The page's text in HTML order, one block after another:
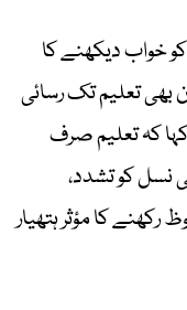
خواب دیکھنے کا
بھی تعلیم تک رسائی
کہ تعلیم صرف
نسل کو تشدد،
رکھنے کا مؤثر ہتھیار